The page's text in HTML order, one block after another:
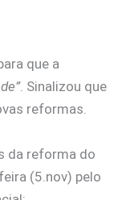
que a
. Sinalizou que
reformas.
da reforma do
(5.nov) pelo